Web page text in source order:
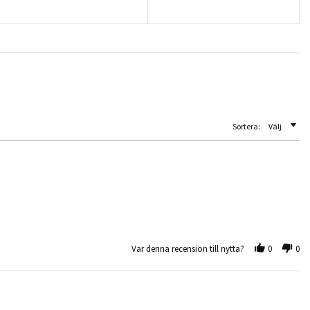
Sortera: Välj
Var denna recension till nytta? 0 0